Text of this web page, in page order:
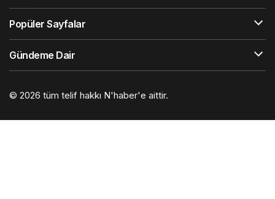
Popüler Sayfalar
Gündeme Dair
© 2026 tüm telif hakkı N'haber'e aittir.